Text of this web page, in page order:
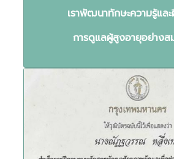
เราพัฒนาทักษะความรู้แล
การดูแลผู้สูงอายุอย่างส